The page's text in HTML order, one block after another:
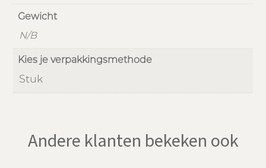
Gewicht
N/B
Kies je verpakkingsmethode
Stuk
Andere klanten bekeken ook